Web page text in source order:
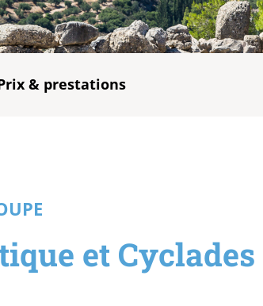
& prestations
et Cyclades